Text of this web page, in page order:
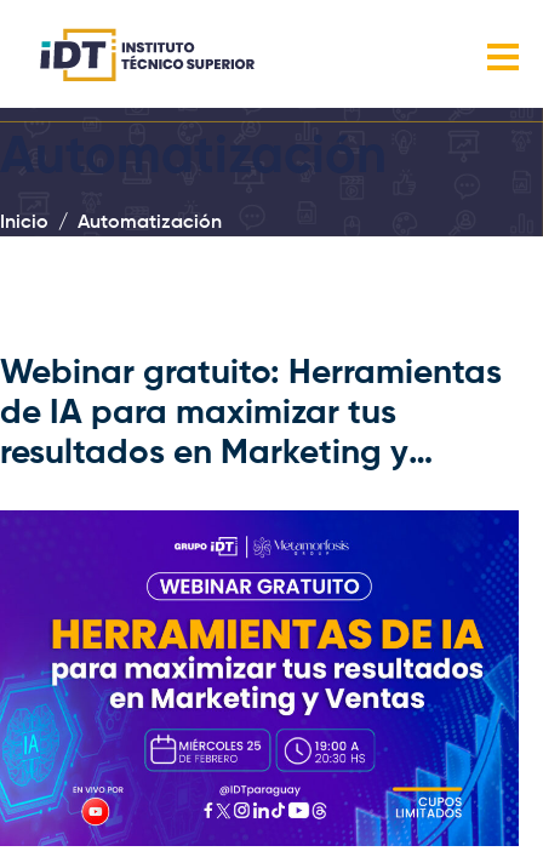
Automatización
Inicio Automatización
Webinar gratuito: Herramientas
de IA para maximizar tus
resultados en Marketing y